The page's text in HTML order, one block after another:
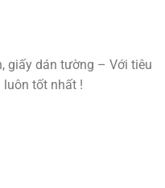
giấy dán tường – Với tiêu
luôn tốt nhất !